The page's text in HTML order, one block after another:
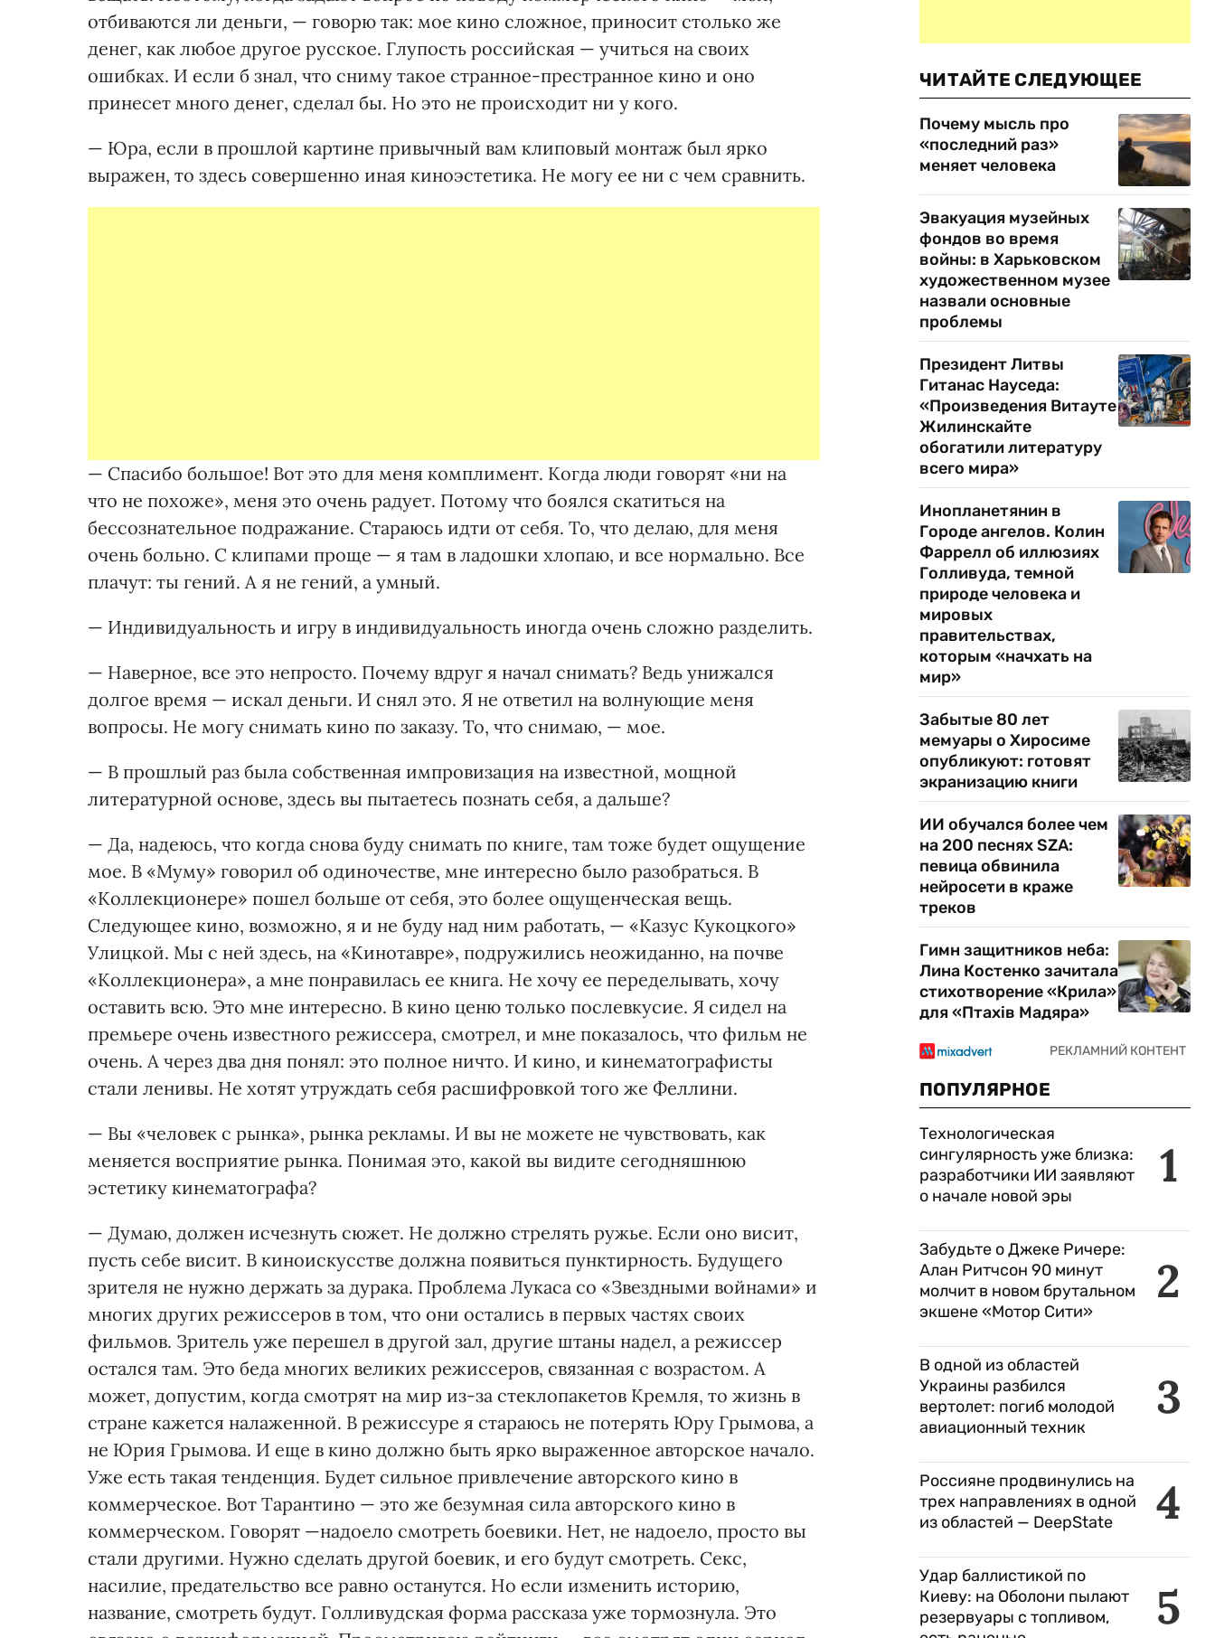
отбиваются ли деньги, — говорю так: мое кино сложное, приносит столько же
денег, как любое другое русское. Глупость российская — учиться на своих
ошибках. И если б знал, что сниму такое странное-престранное кино и оно
принесет много денег, сделал бы. Но это не происходит ни у кого.
— Юра, если в прошлой картине привычный вам клиповый монтаж был ярко
выражен, то здесь совершенно иная киноэстетика. Не могу ее ни с чем сравнить.
— Спасибо большое! Вот это для меня комплимент. Когда люди говорят «ни на
что не похоже», меня это очень радует. Потому что боялся скатиться на
бессознательное подражание. Стараюсь идти от себя. То, что делаю, для меня
очень больно. С клипами проще — я там в ладошки хлопаю, и все нормально. Все
плачут: ты гений. А я не гений, а умный.
— Индивидуальность и игру в индивидуальность иногда очень сложно разделить.
— Наверное, все это непросто. Почему вдруг я начал снимать? Ведь унижался
долгое время — искал деньги. И снял это. Я не ответил на волнующие меня
вопросы. Не могу снимать кино по заказу. То, что снимаю, — мое.
— В прошлый раз была собственная импровизация на известной, мощной
литературной основе, здесь вы пытаетесь познать себя, а дальше?
— Да, надеюсь, что когда снова буду снимать по книге, там тоже будет ощущение
мое. В «Муму» говорил об одиночестве, мне интересно было разобраться. В
«Коллекционере» пошел больше от себя, это более ощущенческая вещь.
Следующее кино, возможно, я и не буду над ним работать, — «Казус Кукоцкого»
Улицкой. Мы с ней здесь, на «Кинотавре», подружились неожиданно, на почве
«Коллекционера», а мне понравилась ее книга. Не хочу ее переделывать, хочу
оставить всю. Это мне интересно. В кино ценю только послевкусие. Я сидел на
премьере очень известного режиссера, смотрел, и мне показалось, что фильм не
очень. А через два дня понял: это полное ничто. И кино, и кинематографисты
стали ленивы. Не хотят утруждать себя расшифровкой того же Феллини.
— Вы «человек с рынка», рынка рекламы. И вы не можете не чувствовать, как
меняется восприятие рынка. Понимая это, какой вы видите сегодняшнюю
эстетику кинематографа?
— Думаю, должен исчезнуть сюжет. Не должно стрелять ружье. Если оно висит,
пусть себе висит. В киноискусстве должна появиться пунктирность. Будущего
зрителя не нужно держать за дурака. Проблема Лукаса со «Звездными войнами» и
многих других режиссеров в том, что они остались в первых частях своих
фильмов. Зритель уже перешел в другой зал, другие штаны надел, а режиссер
остался там. Это беда многих великих режиссеров, связанная с возрастом. А
может, допустим, когда смотрят на мир из-за стеклопакетов Кремля, то жизнь в
стране кажется налаженной. В режиссуре я стараюсь не потерять Юру Грымова, а
не Юрия Грымова. И еще в кино должно быть ярко выраженное авторское начало.
Уже есть такая тенденция. Будет сильное привлечение авторского кино в
коммерческое. Вот Тарантино — это же безумная сила авторского кино в
коммерческом. Говорят —надоело смотреть боевики. Нет, не надоело, просто вы
стали другими. Нужно сделать другой боевик, и его будут смотреть. Секс,
насилие, предательство все равно останутся. Но если изменить историю,
название, смотреть будут. Голливудская форма рассказа уже тормознула. Это
ЧИТАЙТЕ СЛЕДУЮЩЕЕ
Почему мысль про
«последний раз»
меняет человека
Эвакуация музейных
фондов во время
войны: в Харьковском
художественном музее
назвали основные
проблемы
Президент Литвы
Гитанас Науседа:
«Произведения Витауте
Жилинскайте
обогатили литературу
всего мира»
Инопланетянин в
Городе ангелов. Колин
Фаррелл об иллюзиях
Голливуда, темной
природе человека и
мировых
правительствах,
которым «начхать на
мир»
Забытые 80 лет
мемуары о Хиросиме
опубликуют: готовят
экранизацию книги
ИИ обучался более чем
на 200 песнях SZA:
певица обвинила
нейросети в краже
треков
Гимн защитников неба:
Лина Костенко зачитала
стихотворение «Крила»
для «Птахів Мадяра»
ПОПУЛЯРНОЕ
1
Технологическая
сингулярность уже близка:
разработчики ИИ заявляют
о начале новой эры
2
Забудьте о Джеке Ричере:
Алан Ритчсон 90 минут
молчит в новом брутальном
экшене «Мотор Сити»
3
В одной из областей
Украины разбился
вертолет: погиб молодой
авиационный техник
4
Россияне продвинулись на
трех направлениях в одной
из областей — DeepState
5
Удар баллистикой по
Киеву: на Оболони пылают
резервуары с топливом,